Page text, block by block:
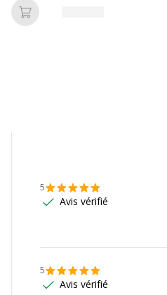
Ajouter au panier
5
Avis vérifié
5
Avis vérifié